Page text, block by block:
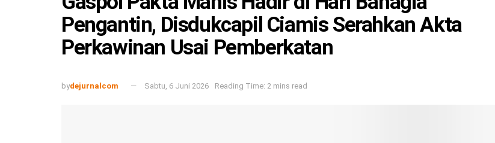
Pengantin, Disdukcapil Ciamis Serahkan Akta
Perkawinan Usai Pemberkatan
bydejurnalcom Sabtu, 6 Juni 2026 Reading Time: 2 mins read